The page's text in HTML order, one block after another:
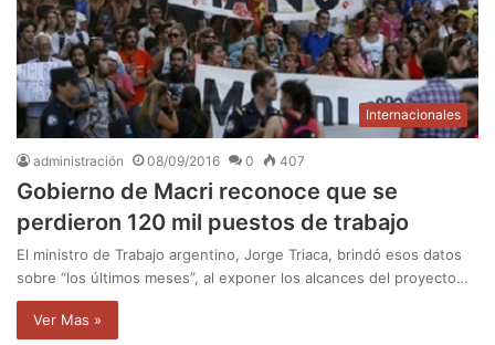
Internacionales
administración 08/09/2016 0 407
Gobierno de Macri reconoce que se
perdieron 120 mil puestos de trabajo
El ministro de Trabajo argentino, Jorge Triaca, brindó esos datos
sobre “los últimos meses”, al exponer los alcances del proyecto…
Ver Mas »